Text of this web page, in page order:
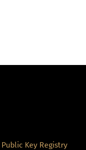
Key Registry